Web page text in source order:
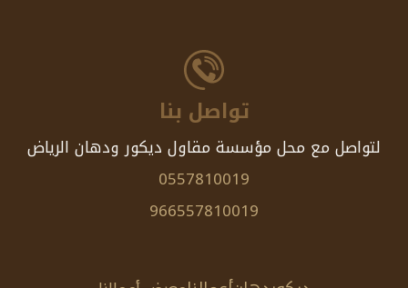
تواصل بنا
لتواصل مع محل مؤسسة مقاول ديكور ودهان الرياض
0557810019
966557810019